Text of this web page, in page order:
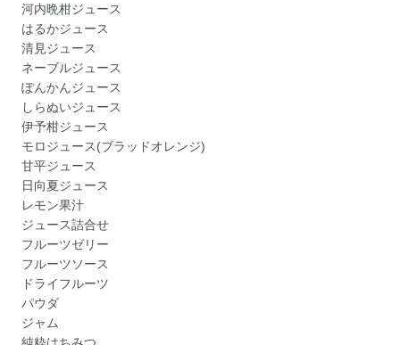
河内晩柑ジュース
はるかジュース
清見ジュース
ネーブルジュース
ぽんかんジュース
しらぬいジュース
伊予柑ジュース
モロジュース(ブラッドオレンジ)
甘平ジュース
日向夏ジュース
レモン果汁
ジュース詰合せ
フルーツゼリー
フルーツソース
ドライフルーツ
パウダ
ジャム
純粋はちみつ